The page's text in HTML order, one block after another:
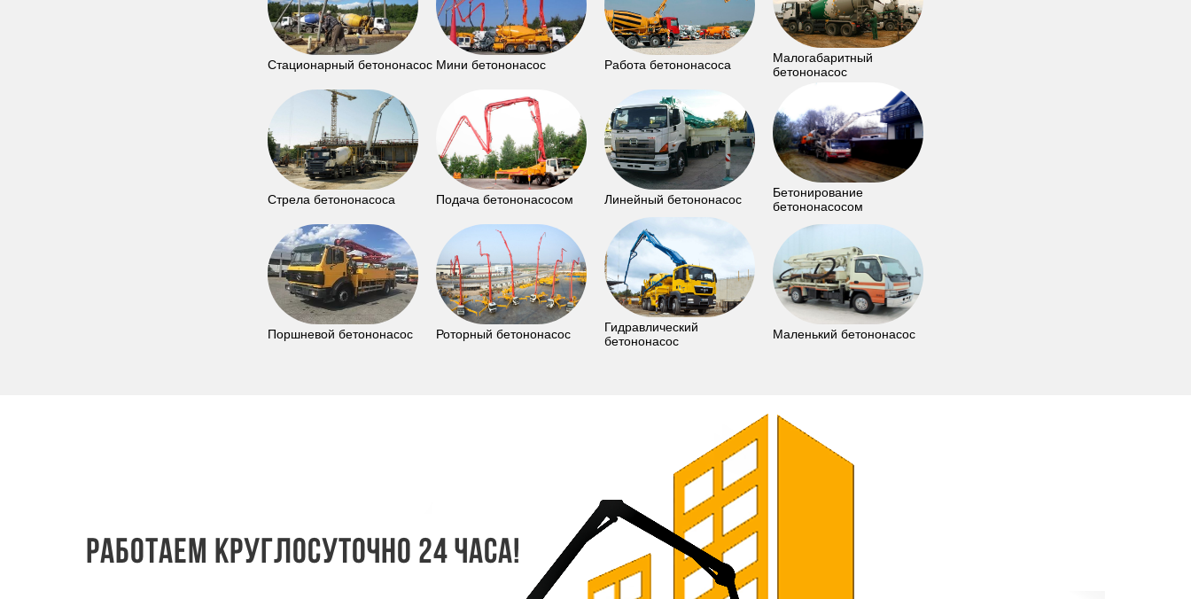
Стационарный бетононасос Мини бетононасос Работа бетононасоса
Малогабаритный
бетононасос
Стрела бетононасоса Подача бетононасосом Линейный бетононасос
Бетонирование
бетононасосом
Поршневой бетононасос Роторный бетононасос
Гидравлический
бетононасос
Маленький бетононасос
Работаем круглосуточно 24 часа!